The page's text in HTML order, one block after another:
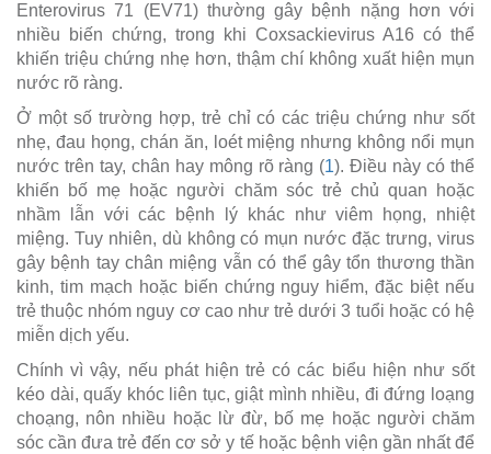
Enterovirus 71 (EV71) thường gây bệnh nặng hơn với
nhiều biến chứng, trong khi Coxsackievirus A16 có thể
khiến triệu chứng nhẹ hơn, thậm chí không xuất hiện mụn
nước rõ ràng.
Ở một số trường hợp, trẻ chỉ có các triệu chứng như sốt
nhẹ, đau họng, chán ăn, loét miệng nhưng không nổi mụn
nước trên tay, chân hay mông rõ ràng (1). Điều này có thể
khiến bố mẹ hoặc người chăm sóc trẻ chủ quan hoặc
nhầm lẫn với các bệnh lý khác như viêm họng, nhiệt
miệng. Tuy nhiên, dù không có mụn nước đặc trưng, virus
gây bệnh tay chân miệng vẫn có thể gây tổn thương thần
kinh, tim mạch hoặc biến chứng nguy hiểm, đặc biệt nếu
trẻ thuộc nhóm nguy cơ cao như trẻ dưới 3 tuổi hoặc có hệ
miễn dịch yếu.
Chính vì vậy, nếu phát hiện trẻ có các biểu hiện như sốt
kéo dài, quấy khóc liên tục, giật mình nhiều, đi đứng loạng
choạng, nôn nhiều hoặc lừ đừ, bố mẹ hoặc người chăm
sóc cần đưa trẻ đến cơ sở y tế hoặc bệnh viện gần nhất để